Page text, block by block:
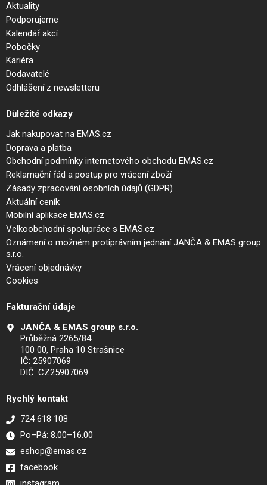
Aktuality
Podporujeme
Kalendář akcí
Pobočky
Kariéra
Dodavatelé
Odhlášení z newsletteru
Důležité odkazy
Jak nakupovat na EMAS.cz
Doprava a platba
Obchodní podmínky internetového obchodu EMAS.cz
Reklamační řád a postup pro vrácení zboží
Zásady zpracování osobních údajů (GDPR)
Aktuální ceník
Mobilní aplikace EMAS.cz
Velkoobchodní spolupráce s EMAS.cz
Oznámení o možném protiprávním jednání JANČA & EMAS group
s.r.o.
Vrácení objednávky
Cookies
Fakturační údaje
JANČA & EMAS group s.r.o.
Průběžná 2265/84
100 00, Praha 10 Strašnice
IČ: 25907069
DIČ: CZ25907069
Rychlý kontakt
724 618 108
Po–Pá: 8.00–16.00
eshop@emas.cz
facebook